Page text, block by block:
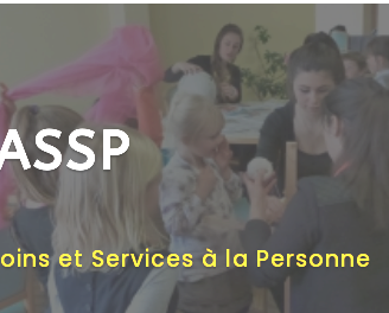
et Services à la Personne